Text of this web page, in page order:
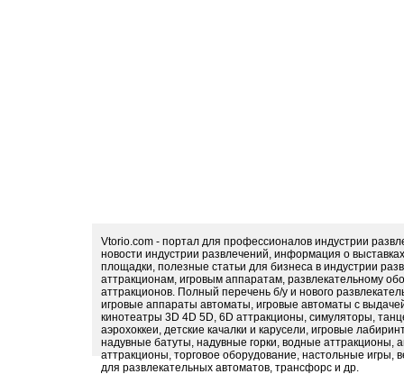
Vtorio.com - портал для профессионалов индустрии
новости индустрии развлечений, информация о
площадки, полезные статьи для бизнеса в индустрии
аттракционам, игровым аппаратам, развлекательному
аттракционов. Полный перечень б/у и нового
игровые аппараты автоматы, игровые автоматы с
кинотеатры 3D 4D 5D, 6D аттракционы, симуляторы,
аэрохоккеи, детские качалки и карусели, игровые
надувные батуты, надувные горки, водные
аттракционы, торговое оборудование, настольные игры,
для развлекательных автоматов, трансфорс и др.